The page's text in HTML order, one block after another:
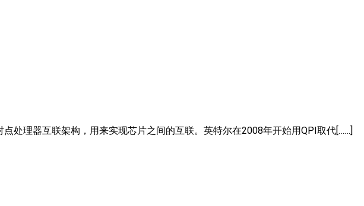
处理器互联架构，用来实现芯片之间的互联。英特尔在2008年开始用QPI取代[……]